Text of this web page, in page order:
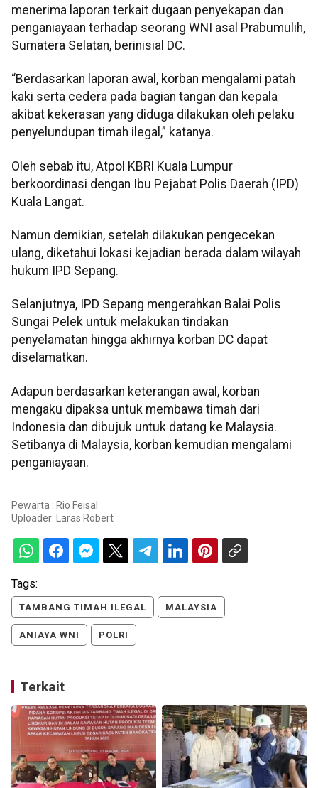
menerima laporan terkait dugaan penyekapan dan
penganiayaan terhadap seorang WNI asal Prabumulih,
Sumatera Selatan, berinisial DC.
“Berdasarkan laporan awal, korban mengalami patah
kaki serta cedera pada bagian tangan dan kepala
akibat kekerasan yang diduga dilakukan oleh pelaku
penyelundupan timah ilegal,” katanya.
Oleh sebab itu, Atpol KBRI Kuala Lumpur
berkoordinasi dengan Ibu Pejabat Polis Daerah (IPD)
Kuala Langat.
Namun demikian, setelah dilakukan pengecekan
ulang, diketahui lokasi kejadian berada dalam wilayah
hukum IPD Sepang.
Selanjutnya, IPD Sepang mengerahkan Balai Polis
Sungai Pelek untuk melakukan tindakan
penyelamatan hingga akhirnya korban DC dapat
diselamatkan.
Adapun berdasarkan keterangan awal, korban
mengaku dipaksa untuk membawa timah dari
Indonesia dan dibujuk untuk datang ke Malaysia.
Setibanya di Malaysia, korban kemudian mengalami
penganiayaan.
Pewarta : Rio Feisal
Uploader: Laras Robert
Tags:
TAMBANG TIMAH ILEGAL MALAYSIA
ANIAYA WNI POLRI
Terkait